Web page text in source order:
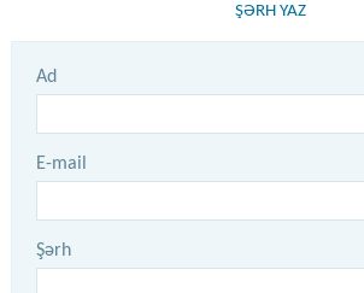
ŞƏRH YAZ
Ad
E-mail
Şərh